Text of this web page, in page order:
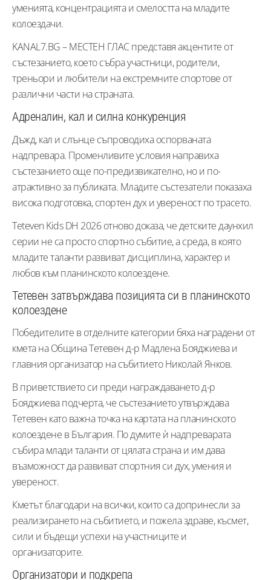
уменията, концентрацията и смелостта на младите
колоездачи.
KANAL7.BG – МЕСТЕН ГЛАС представя акцентите от
състезанието, което събра участници, родители,
треньори и любители на екстремните спортове от
различни части на страната.
Адреналин, кал и силна конкуренция
Дъжд, кал и слънце съпроводиха оспорваната
надпревара. Променливите условия направиха
състезанието още по-предизвикателно, но и по-
атрактивно за публиката. Младите състезатели показаха
висока подготовка, спортен дух и увереност по трасето.
Teteven Kids DH 2026 отново доказа, че детските даунхил
серии не са просто спортно събитие, а среда, в която
младите таланти развиват дисциплина, характер и
любов към планинското колоездене.
Тетевен затвърждава позицията си в планинското
колоездене
Победителите в отделните категории бяха наградени от
кмета на Община Тетевен д-р Мадлена Бояджиева и
главния организатор на събитието Николай Янков.
В приветствието си преди награждаването д-р
Бояджиева подчерта, че състезанието утвърждава
Тетевен като важна точка на картата на планинското
колоездене в България. По думите ѝ надпреварата
събира млади таланти от цялата страна и им дава
възможност да развиват спортния си дух, умения и
увереност.
Кметът благодари на всички, които са допринесли за
реализирането на събитието, и пожела здраве, късмет,
сили и бъдещи успехи на участниците и
организаторите.
Организатори и подкрепа